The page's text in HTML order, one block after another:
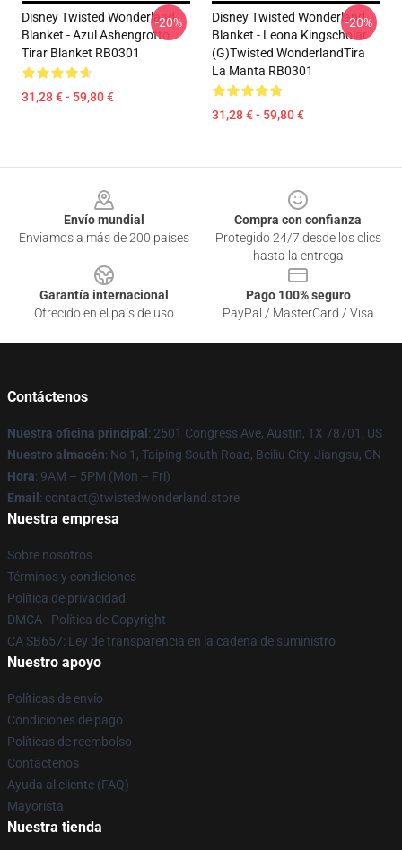
Disney Twisted Wonderland
Blanket - Azul Ashengrotto
Tirar Blanket RB0301
31,28 € - 59,80 €
-20%
Disney Twisted Wonderland
Blanket - Leona Kingscholar
(G)Twisted WonderlandTira
La Manta RB0301
31,28 € - 59,80 €
-20%
Envío mundial
Enviamos a más de 200 países
Compra con confianza
Protegido 24/7 desde los clics
hasta la entrega
Garantía internacional
Ofrecido en el país de uso
Pago 100% seguro
PayPal / MasterCard / Visa
Contáctenos
Nuestra oficina principal : 2501 Congress Ave, Austin, TX 78701, US
Nuestro almacén: No 1, Taiping South Road, Beiliu City, Jiangsu, CN
Hora: 9AM – 5PM (Mon – Fri)
Email : contact@twistedwonderland.store
Nuestra empresa
Sobre nosotros
Términos y condiciones
Política de privacidad
DMCA - Política de Copyright
CA SB657: Ley de transparencia en la cadena de suministro
Nuestro apoyo
Políticas de envío
Condiciones de pago
Políticas de reembolso
Contáctenos
Ayuda al cliente (FAQ)
Mayorista
Nuestra tienda